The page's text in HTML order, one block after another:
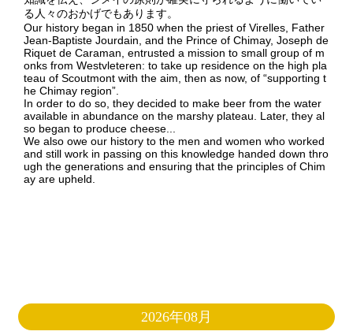
る人々のおかげでもあります。
Our history began in 1850 when the priest of Virelles, Father
Jean-Baptiste Jourdain, and the Prince of Chimay, Joseph de
Riquet de Caraman, entrusted a mission to small group of m
onks from Westvleteren: to take up residence on the high pla
teau of Scoutmont with the aim, then as now, of “supporting t
he Chimay region”.
In order to do so, they decided to make beer from the water
available in abundance on the marshy plateau. Later, they al
so began to produce cheese...
We also owe our history to the men and women who worked
and still work in passing on this knowledge handed down thro
ugh the generations and ensuring that the principles of Chim
ay are upheld.
2026年08月